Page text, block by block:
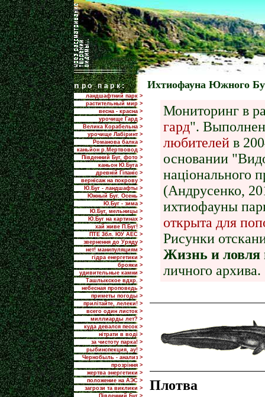
nро парк:
ландшафтний парк >
растительный мир >
весна - красна >
урочище Гард >
Велика Корабельна >
урочище Лабіринт >
Романова балка >
каньйон р.Мертвовод >
Південний Буг, фото >
каньон Ю.Буга >
древній Гіпаніс >
вернісаж на покрову >
Ю.Буг - ландшафты >
Южный Буг. Осень >
Ю.Буг - зима >
Ю.Буг, мельницы >
Ю.Буг на картинах >
хай живе П.Буг! >
ПТЕ 3бл. ЮУ АЕС >
звернення до Уряду >
нет! манипуляциям >
гідра енергетики >
брояки >
удивительные камни >
Ташлыкское вдхр. >
небесная проповедь >
приметы погоды >
прилiтайте, лелеки! >
всего один листок >
миллиарды лет? >
куда девался песок >
нітрати в воді >
за чистоту парка! >
рыбинспекция, ау! >
Чернобыль - анализ >
прозріння >
жертва энергетики >
положение на АЭС >
загрози та виклики >
Пiвденний Буг >
Ихтиофауна Южного
Мониторинг в
гард".
любителей в
основании
національного
(Андрусенко,
ихтиофауны
открыта для
Рисунки
Жизнь и ловля
личного архива.
Плотва